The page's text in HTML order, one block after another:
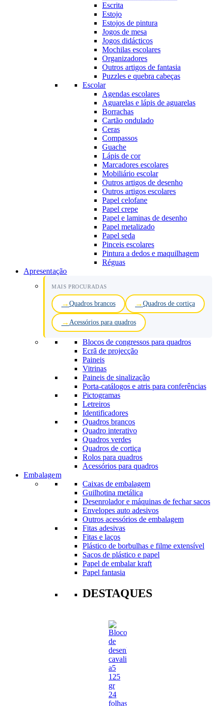
Escrita
Estojo
Estojos de pintura
Jogos de mesa
Jogos didácticos
Mochilas escolares
Organizadores
Outros artigos de fantasia
Puzzles e quebra cabeças
Escolar
Agendas escolares
Aguarelas e lápis de aguarelas
Borrachas
Cartão ondulado
Ceras
Compassos
Guache
Lápis de cor
Marcadores escolares
Mobiliário escolar
Outros artigos de desenho
Outros artigos escolares
Papel celofane
Papel crepe
Papel e laminas de desenho
Papel metalizado
Papel seda
Pinceis escolares
Pintura a dedos e maquilhagem
Réguas
Apresentação
MAIS PROCURADAS
Quadros brancos Quadros de cortiça
Acessórios para quadros
Blocos de congressos para quadros
Ecrã de projecção
Paineis
Vitrinas
Paineis de sinalização
Porta-catálogos e atris para conferências
Pictogramas
Letreiros
Identificadores
Quadros brancos
Quadro interativo
Quadros verdes
Quadros de cortiça
Rolos para quadros
Acessórios para quadros
Embalagem
Caixas de embalagem
Guilhotina metálica
Desenrolador e máquinas de fechar sacos
Envelopes auto adesivos
Outros acessórios de embalagem
Fitas adesivas
Fitas e laços
Plástico de borbulhas e filme extensível
Sacos de plástico e papel
Papel de embalar kraft
Papel fantasia
DESTAQUES